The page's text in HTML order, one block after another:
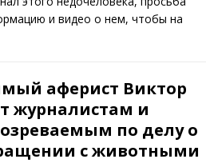
и видео о нем, чтобы на
аферист Виктор
журналистам и
по делу о
с животными